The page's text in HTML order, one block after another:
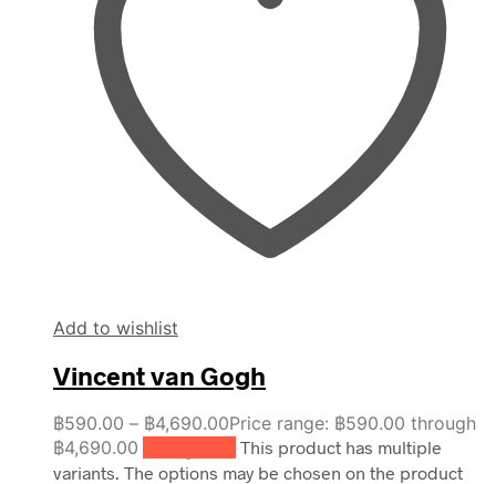
Add to wishlist
Vincent van Gogh
฿590.00 – ฿4,690.00Price range: ฿590.00 through
฿4,690.00
This product has multiple
variants. The options may be chosen on the product